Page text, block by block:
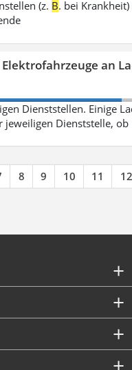
(z. B. bei
an
Dienststellen. Einige
Dienststelle, ob
8 9 10 11 12